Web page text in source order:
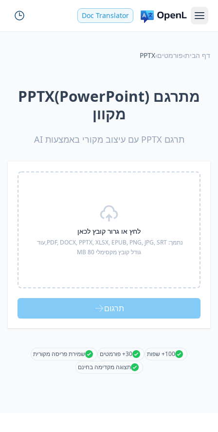
Doc Translator
דף הבית›פורמטים›
PPTX
מתרגם PPTX(PowerPoint)
מקוון
תרגם PPTX עם עיצוב מקורי באמצעות AI
לחץ או גרור קובץ לכאן
נתמך: PDF, DOCX, PPTX, XLSX, EPUB, PNG, JPG, SRT, עוד
גודל קובץ מקסימלי 80 MB
תרגום
100+ שפות 30+ פורמטים
שמירת פריסה מקורית
תצוגה מקדימה בחינם